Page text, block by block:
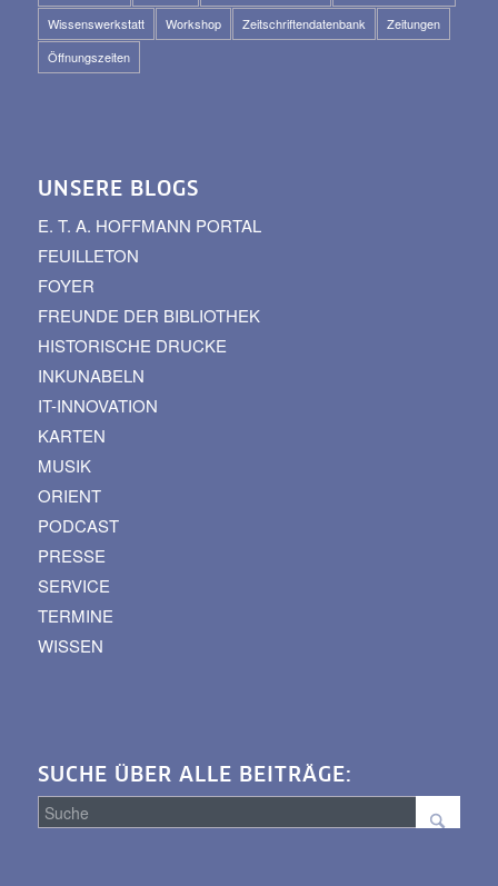
Wissenswerkstatt
Workshop Zeitschriftendatenbank
Zeitungen
Öffnungszeiten
UNSERE BLOGS
E. T. A. HOFFMANN PORTAL
FEUILLETON
FOYER
FREUNDE DER BIBLIOTHEK
HISTORISCHE DRUCKE
INKUNABELN
IT-INNOVATION
KARTEN
MUSIK
ORIENT
PODCAST
PRESSE
SERVICE
TERMINE
WISSEN
SUCHE ÜBER ALLE BEITRÄGE: